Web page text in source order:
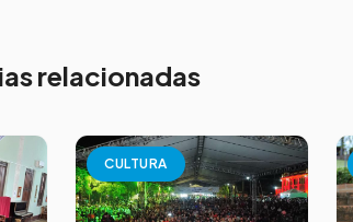
relacionadas
CULTURA